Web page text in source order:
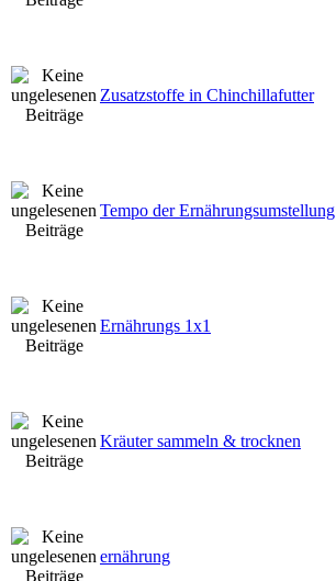
Zusatzstoffe in Chinchillafutter
Tempo der Ernährungsumstellung
Ernährungs 1x1
Kräuter sammeln & trocknen
ernährung